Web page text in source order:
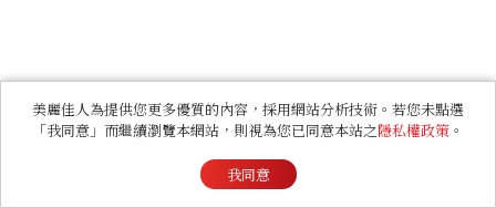
美麗佳人為提供您更多優質的內容，採用網站分析技術。若您未點選
「我同意」而繼續瀏覽本網站，則視為您已同意本站之隱私權政策 。
我同意